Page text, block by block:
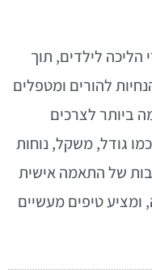
לילדים, תוך
להורים ומטפלים
לצרכים
גודל, משקל, נוחות
של התאמה אישית
טיפים מעשיים